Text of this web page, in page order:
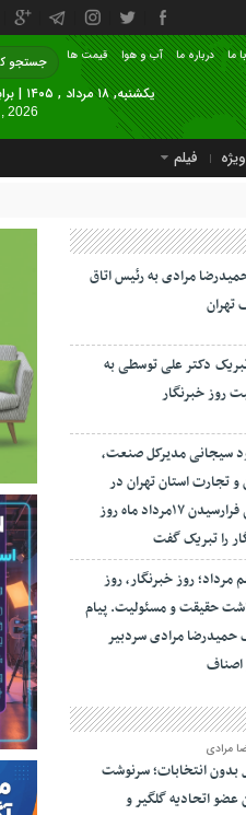
قیمت ها آب و هوا درباره ما ما
یکشنبه, ۱۸ مرداد , ۱۴۰۵ | برابر با : 25 صفر 1448
2026
ویژه فیلم
مرادی به رئیس اتاق
تهران
دکتر علی توسطی به
روز خبرنگار
سیجانی مدیرکل صنعت،
تجارت استان تهران در
پیامی فرارسیدن ۱۷مرداد ماه روز
را تبریک گفت
مرداد؛ روز خبرنگار، روز
حقیقت و مسئولیت. پیام
حمیدرضا مرادی سردبیر
اصناف
مرادی
بدون انتخابات؛ سرنوشت
عضو اتحادیه گلگیر و